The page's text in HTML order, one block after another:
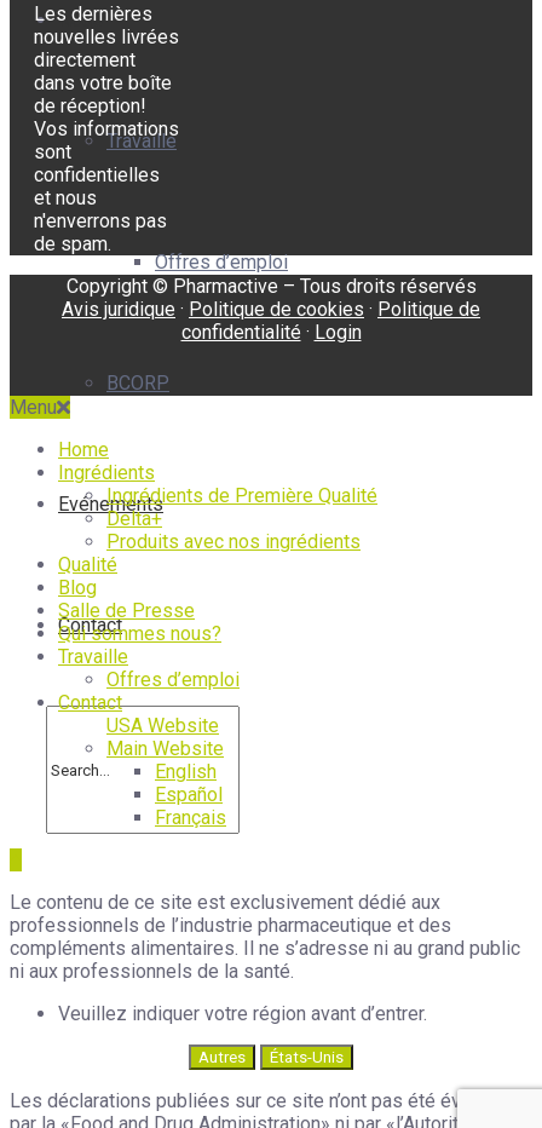
Nous
Travaille
Offres d’emploi
BCORP
Evénements
Contact
Les dernières
nouvelles livrées
directement
dans votre boîte
de réception!
Vos informations
sont
confidentielles
et nous
n'enverrons pas
de spam.
Copyright © Pharmactive – Tous droits réservés
Avis juridique · Politique de cookies · Politique de
confidentialité · Login
Menu
Home
Ingrédients
Ingrédients de Première Qualité
Delta+
Produits avec nos ingrédients
Qualité
Blog
Salle de Presse
Qui sommes nous?
Travaille
Offres d’emploi
Contact
USA Website
Main Website
English
Español
Français
Le contenu de ce site est exclusivement dédié aux
professionnels de l’industrie pharmaceutique et des
compléments alimentaires. Il ne s’adresse ni au grand public
ni aux professionnels de la santé.
Veuillez indiquer votre région avant d’entrer.
Autres États-Unis
Les déclarations publiées sur ce site n’ont pas été évaluées
par la «Food and Drug Administration» ni par «l’Autorité